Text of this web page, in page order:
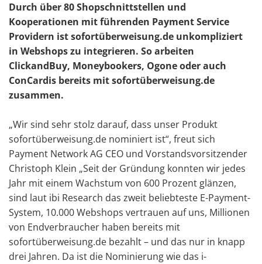
Durch über 80 Shopschnittstellen und
Kooperationen mit führenden Payment Service
Providern ist sofortüberweisung.de unkompliziert
in Webshops zu integrieren. So arbeiten
ClickandBuy, Moneybookers, Ogone oder auch
ConCardis bereits mit sofortüberweisung.de
zusammen.
„Wir sind sehr stolz darauf, dass unser Produkt
sofortüberweisung.de nominiert ist“, freut sich
Payment Network AG CEO und Vorstandsvorsitzender
Christoph Klein „Seit der Gründung konnten wir jedes
Jahr mit einem Wachstum von 600 Prozent glänzen,
sind laut ibi Research das zweit beliebteste E-Payment-
System, 10.000 Webshops vertrauen auf uns, Millionen
von Endverbraucher haben bereits mit
sofortüberweisung.de bezahlt – und das nur in knapp
drei Jahren. Da ist die Nominierung wie das i-